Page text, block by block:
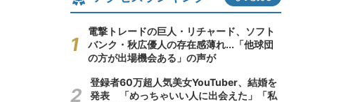
電撃トレードの巨人・リチャード、ソフト
バンク・秋広優人の存在感薄れ...「他球団
の方が出場機会ある」の声が
登録者60万超人気美女YouTuber、結婚を
発表 「めっちゃいい人に出会えた」「私